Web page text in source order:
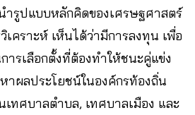
ำรูปแบบหลักคิดของเศรษฐศาสตร์
เคราะห์ เห็นได้ว่ามีการลงทุน เพื่อ
รเลือกตั้งที่ต้องทำให้ชนะคู่แข่ง
าผลประโยชน์ในองค์กรท้องถิ่น
เทศบาลตำบล, เทศบาลเมือง​ และ